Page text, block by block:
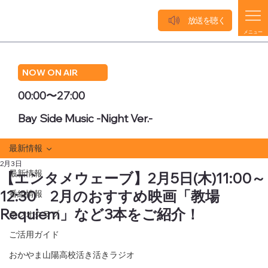
NOW ON AIR
00:00〜27:00
Bay Side Music -Night Ver.-
メニュー
放送を聴く
最新情報
番組情報
ラジオクラブ
ご活用ガイド
おかやま山陽高校活き活きラジオ
最新情報
【エンタメウェーブ】2月5日(木)11:00～
12:30 2月のおすすめ映画「教場
Requiem」など3本をご紹介！
2月3日